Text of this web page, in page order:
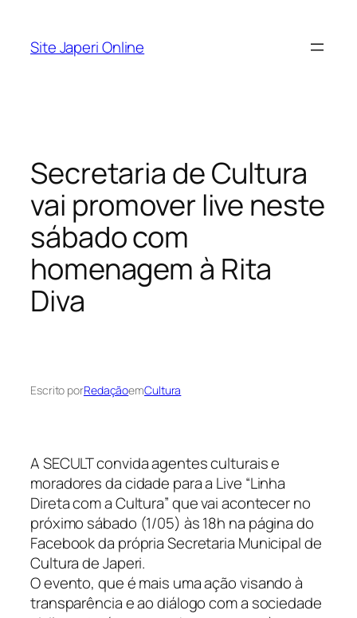
Site Japeri Online
Secretaria de Cultura
vai promover live neste
sábado com
homenagem à Rita
Diva
Escrito porRedaçãoemCultura
A SECULT convida agentes culturais e
moradores da cidade para a Live “Linha
Direta com a Cultura” que vai acontecer no
próximo sábado (1/05) às 18h na página do
Facebook da própria Secretaria Municipal de
Cultura de Japeri.
O evento, que é mais uma ação visando à
transparência e ao diálogo com a sociedade